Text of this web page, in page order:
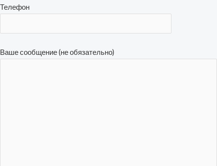
Телефон
Ваше сообщение (не обязательно)